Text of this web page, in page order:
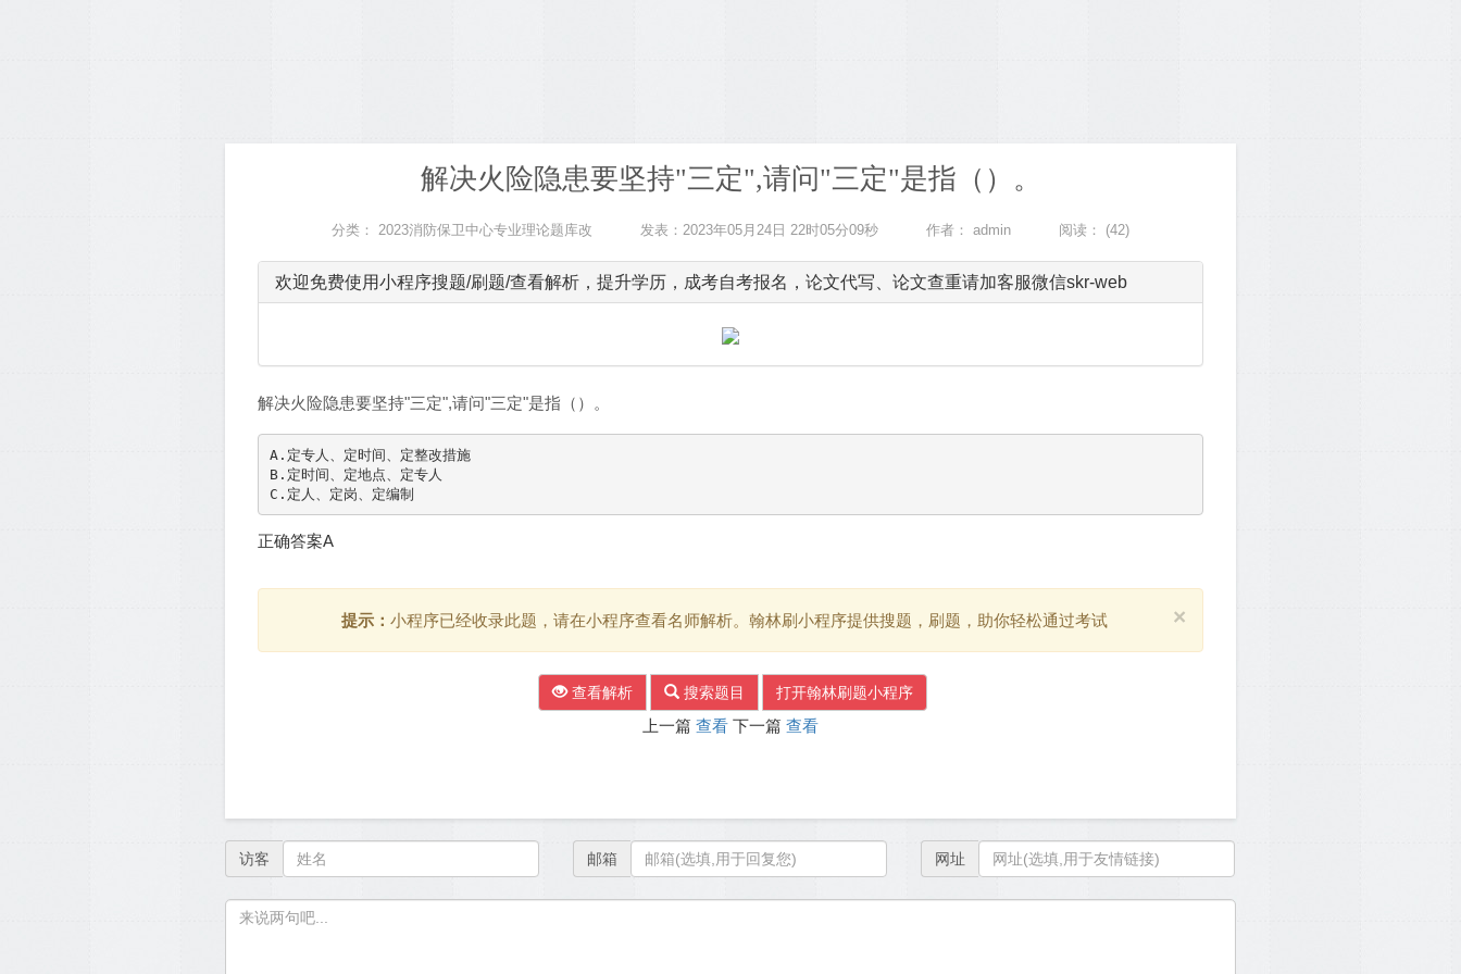
解决火险隐患要坚持"三定",请问"三定"是指（）。
分类： 2023消防保卫中心专业理论题库改 发表：2023年05月24日 22时05分09秒 作者： admin 阅读： (42)
欢迎免费使用小程序搜题/刷题/查看解析，提升学历，成考自考报名，论文代写、论文查重请加客服微信skr-web
解决火险隐患要坚持"三定",请问"三定"是指（）。
A.定专人、定时间、定整改措施
B.定时间、定地点、定专人
正确答案A
×
提示： 小程序已经收录此题，请在小程序查看名师解析。翰林刷小程序提供搜题，刷题，助你轻松通过考试
查看解析 搜索题目 打开翰林刷题小程序
上一篇 查看 下一篇 查看
访客 邮箱 网址